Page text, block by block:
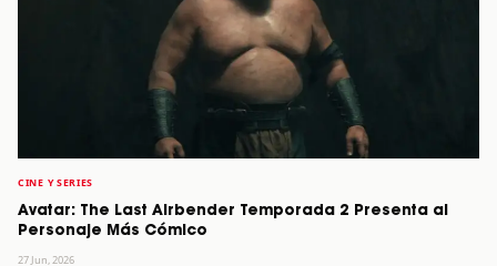
CINE Y SERIES
Avatar: The Last Airbender Temporada 2 Presenta al
Personaje Más Cómico
27 Jun, 2026